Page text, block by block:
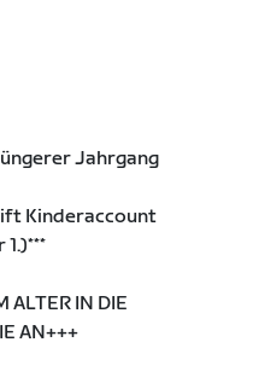
Jahrgang
Kinderaccount
ALTER IN DIE
AN+++